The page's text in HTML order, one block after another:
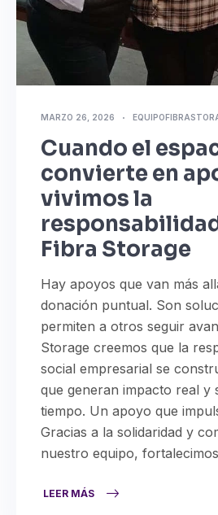
MARZO 26, 2026
Cuando el
convierte en
vivimos la
Fibra Storage
Hay apoyos que van más
donación puntual. Son
permiten a otros seguir
Storage creemos que la
social empresarial se
que generan impacto real y
tiempo. Un apoyo que
Gracias a la solidaridad y
nuestro equipo,
LEER MÁS